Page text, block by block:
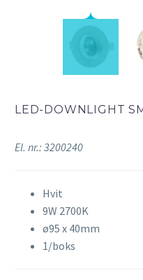
LED-DOWNLIGHT
El. nr.: 3200240
Hvit
9W 2700K
ø95 x 40mm
1/boks